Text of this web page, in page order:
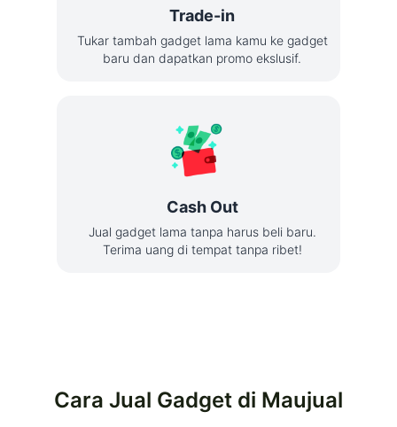
Trade-in
Tukar tambah gadget lama kamu ke gadget
baru dan dapatkan promo ekslusif.
Cash Out
Jual gadget lama tanpa harus beli baru.
Terima uang di tempat tanpa ribet!
Cara Jual Gadget di Maujual